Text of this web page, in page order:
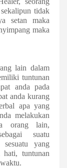
tidak
setan maka
maka
lain dalam
tuntunan
anda pada
anda kurang
apa yang
melakukan
orang lain,
suatu
sesuatu yang
tuntunan